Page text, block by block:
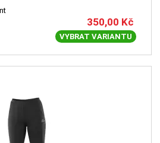
350,00 Kč
VYBRAT VARIANTU